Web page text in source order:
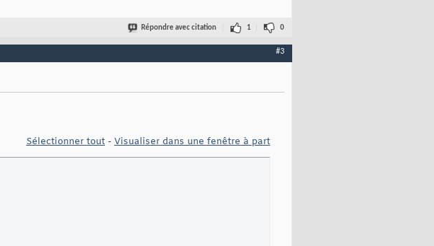
Répondre avec citation 1 0
#3
Sélectionner tout - Visualiser dans une fenêtre à part